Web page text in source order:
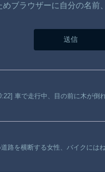
ブラウザーに自分の名
車で走行中、目の前に木が倒
路を横断する女性、バイクには